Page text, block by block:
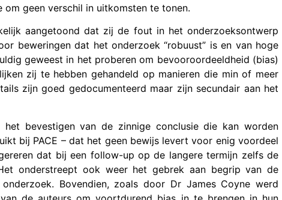
om geen verschil in uitkomsten te tonen.
aangetoond dat zij de fout in het onderzoeksontwerp
beweringen dat het onderzoek “robuust” is en van hoge
geweest in het proberen om bevooroordeeldheid (bias)
zij te hebben gehandeld op manieren die min of meer
zijn goed gedocumenteerd maar zijn secundair aan het
bevestigen van de zinnige conclusie die kan worden
bij PACE – dat het geen bewijs levert voor enig voordeel
dat bij een follow-up op de langere termijn zelfs de
onderstreept ook weer het gebrek aan begrip van de
Bovendien, zoals door Dr James Coyne werd